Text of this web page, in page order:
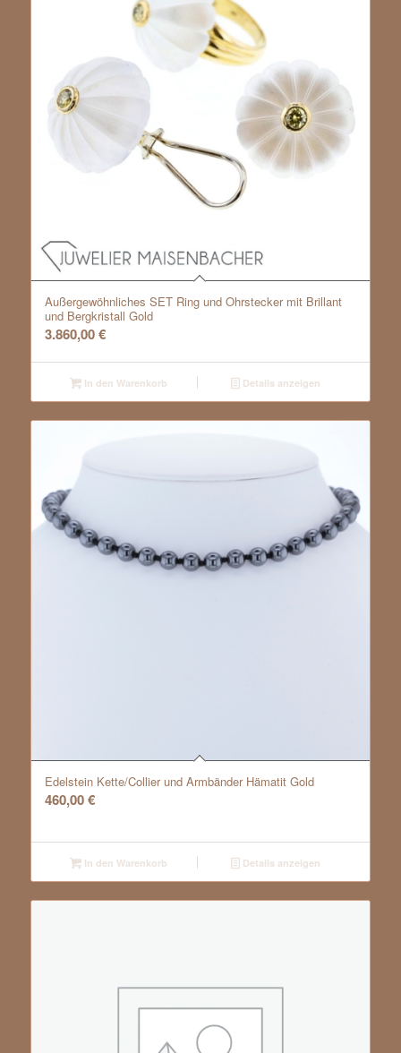
Außergewöhnliches SET Ring und Ohrstecker mit Brillant
und Bergkristall Gold
3.860,00€
In den Warenkorb Details anzeigen
Edelstein Kette/Collier und Armbänder Hämatit Gold
460,00€
In den Warenkorb Details anzeigen